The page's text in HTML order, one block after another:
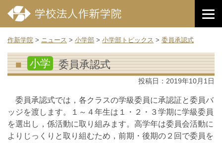
作新学院 > ニュース > 小学部 > 小学部トピックス > 委員承認式
小学 委員承認式
投稿日： 2019年10月1日
委員承認式では，各クラスの学級委員に承認証と委員バ
ッジを渡します。１～４年生は１・２・３学期に学級委員
を選出し，係活動に取り組みます。高学年は委員会活動に
よりじっくりと取り組むため，前期・後期の２回で委員を